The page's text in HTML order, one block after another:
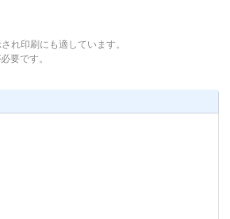
れ印刷にも適しています。
要です。